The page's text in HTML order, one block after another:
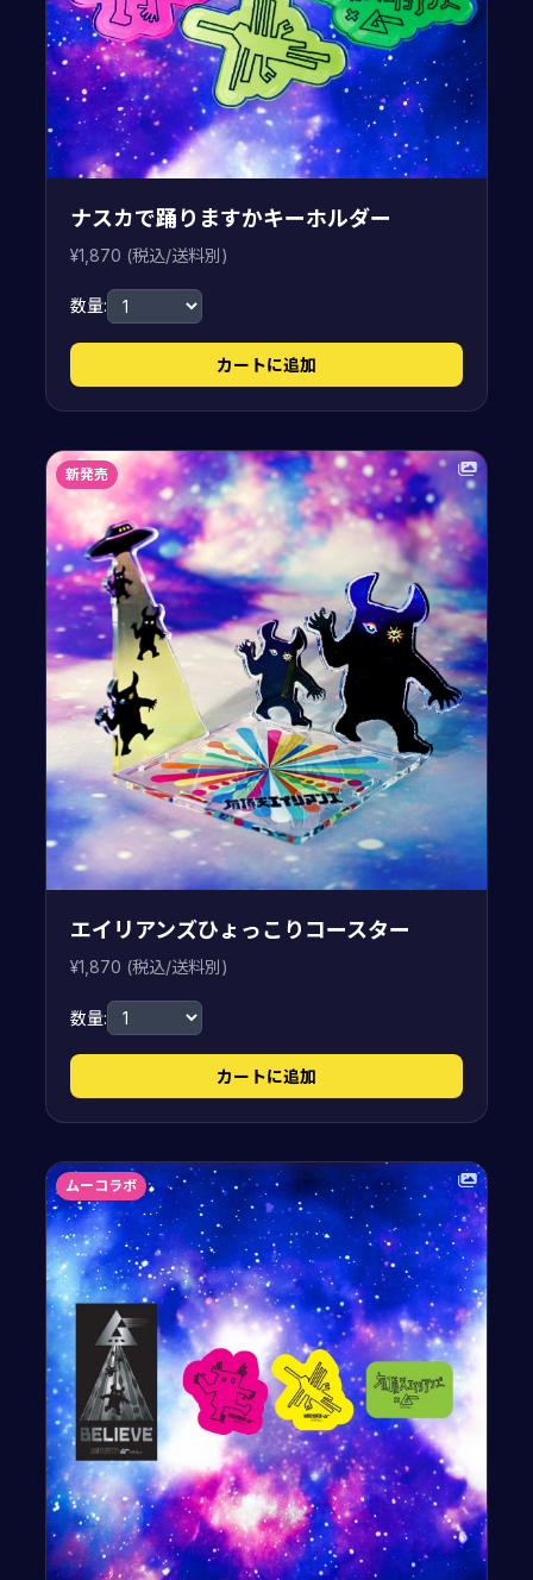
ナスカで踊りますかキーホルダー
¥1,870 (税込/送料別)
数量:
カートに追加
新発売
エイリアンズひょっこりコースター
¥1,870 (税込/送料別)
数量:
カートに追加
ムーコラボ